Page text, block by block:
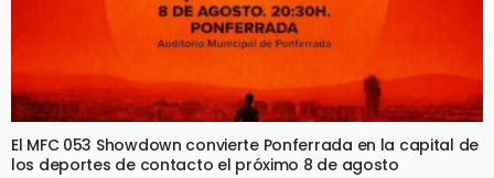
El MFC 053 Showdown convierte Ponferrada en la capital de
los deportes de contacto el próximo 8 de agosto